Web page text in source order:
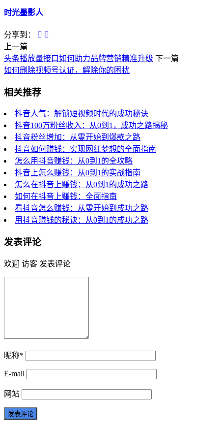
时光墨影人
分享到：
上一篇
头条播放量接口如何助力品牌营销精准升级 下一篇
如何删除视频号认证，解除你的困扰
相关推荐
抖音人气：解锁短视频时代的成功秘诀
抖音100万粉丝收入：从0到1，成功之路揭秘
抖音粉丝增加：从零开始到爆款之路
抖音如何赚钱：实现网红梦想的全面指南
怎么用抖音赚钱：从0到1的全攻略
抖音上怎么赚钱：从0到1的实战指南
怎么在抖音上赚钱：从0到1的成功之路
如何在抖音上赚钱：全面指南
看抖音怎么赚钱：从零开始到成功之路
用抖音赚钱的秘诀：从0到1的成功之路
发表评论
欢迎 访客 发表评论
昵称*
E-mail
网站